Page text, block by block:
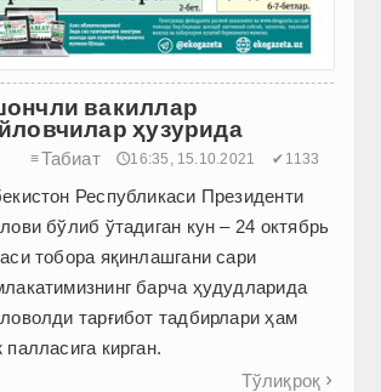
вакиллар
ҳузурида
≡Табиат 🕔16:35, 15.10.2021 ✔1133
Республикаси Президенти
бўлиб ўтадиган кун – 24 октябрь
тобора яқинлашгани сари
барча ҳудудларида
тарғибот тадбирлари ҳам
палласига кирган.
Тўлиқроқ 